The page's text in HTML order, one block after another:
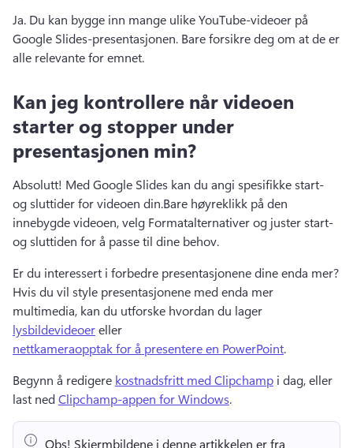
Ja. Du kan bygge inn mange ulike YouTube-videoer på
Google Slides-presentasjonen. Bare forsikre deg om at de er
alle relevante for emnet.
Kan jeg kontrollere når videoen
starter og stopper under
presentasjonen min?
Absolutt! Med Google Slides kan du angi spesifikke start-
og sluttider for videoen din.Bare høyreklikk på den
innebygde videoen, velg Formatalternativer og juster start-
og sluttiden for å passe til dine behov.
Hvis du vil style presentasjonene med enda mer
multimedia, kan du utforske hvordan du lager
lysbildevideoer eller
nettkameraopptak for å presentere en PowerPoint.
Begynn å redigere kostnadsfritt med Clipchamp i dag, eller
last ned Clipchamp-appen for Windows.
Obs! Skjermbildene i denne artikkelen er fra